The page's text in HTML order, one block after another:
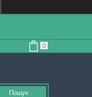
Пошук...